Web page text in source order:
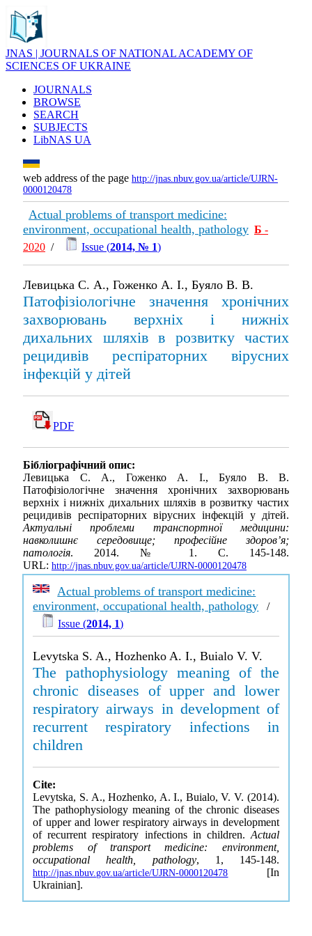
JNAS | JOURNALS OF NATIONAL ACADEMY OF
SCIENCES OF UKRAINE
JOURNALS
BROWSE
SEARCH
SUBJECTS
LibNAS UA
web address of the page http://jnas.nbuv.gov.ua/article/UJRN-
0000120478
Actual problems of transport medicine:
environment, occupational health, pathology Б -
2020 / Issue (2014, № 1)
Левицька С. А., Гоженко А. І., Буяло В. В.
Патофізіологічне значення хронічних
захворювань верхніх і нижніх
дихальних шляхів в розвитку частих
рецидивів респіраторних вірусних
інфекцій у дітей
PDF
Бібліографічний опис:
Левицька С. А., Гоженко А. І., Буяло В. В.
Патофізіологічне значення хронічних захворювань
верхніх і нижніх дихальних шляхів в розвитку частих
рецидивів респіраторних вірусних інфекцій у дітей.
Актуальні проблеми транспортної медицини:
навколишнє середовище; професійне здоров’я;
патологія. 2014. № 1. С. 145-148.
URL: http://jnas.nbuv.gov.ua/article/UJRN-0000120478
Actual problems of transport medicine:
environment, occupational health, pathology /
Issue (2014, 1)
Levytska S. A., Hozhenko A. I., Buialo V. V.
The pathophysiology meaning of the
chronic diseases of upper and lower
respiratory airways in development of
recurrent respiratory infections in
children
Cite:
Levytska, S. A., Hozhenko, A. I., Buialo, V. V. (2014).
The pathophysiology meaning of the chronic diseases
of upper and lower respiratory airways in development
of recurrent respiratory infections in children. Actual
problems of transport medicine: environment,
occupational health, pathology, 1, 145-148.
http://jnas.nbuv.gov.ua/article/UJRN-0000120478 [In
Ukrainian].